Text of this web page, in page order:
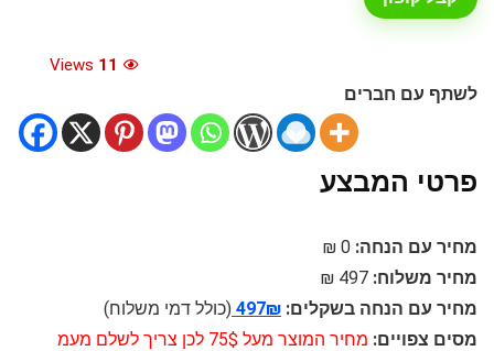
11
לשתף עם חברים
פרטי המבצע
מחיר עם הנחה: 0 ₪
מחיר משלוח: 497 ₪
מחיר עם הנחה בשקלים: 497₪ (כולל דמי משלוח)
מסים צפויים:
מחיר המוצר מעל 75$ לכן צריך לשלם מעמ